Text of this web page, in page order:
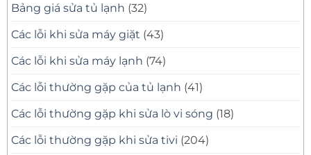
Bảng giá sửa tủ lạnh (32)
Các lỗi khi sửa máy giặt (43)
Các lỗi khi sửa máy lạnh (74)
Các lỗi thường gặp của tủ lạnh (41)
Các lỗi thường gặp khi sửa lò vi sóng (18)
Các lỗi thường gặp khi sửa tivi (204)